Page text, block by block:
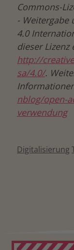
Commons-
- Weitergabe
4.0
dieser Lizenz
http://
sa/4.0/.
nblog/open-
verwendung
Digitalisierung